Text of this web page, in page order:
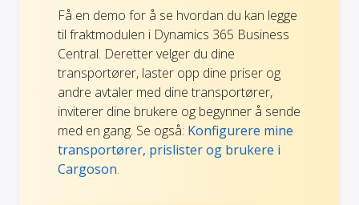
Få en demo for å se hvordan du kan legge
til fraktmodulen i Dynamics 365 Business
Central. Deretter velger du dine
transportører, laster opp dine priser og
andre avtaler med dine transportører,
inviterer dine brukere og begynner å sende
med en gang. Se også: Konfigurere mine
transportører, prislister og brukere i
Cargoson.